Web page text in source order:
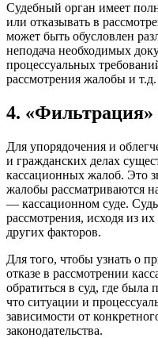
Судебный орган имеет
или отказывать в
может быть обусловлен
неподача необходимых
процессуальных
рассмотрения жалобы и т.д.
4.
Для упорядочения и
и гражданских делах
кассационных жалоб. Это
жалобы рассматриваются
— кассационном суде.
рассмотрения, исходя из
других факторов.
Для того, чтобы узнать о
отказе в рассмотрении
обратиться в суд, где
что ситуации и
зависимости от
законодательства.